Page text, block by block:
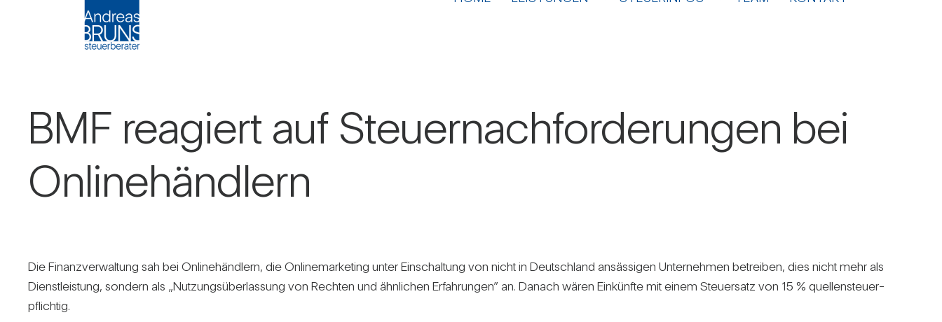
BMF reagiert auf Steu­er­nach­for­de­rungen bei
Online­händ­lern
Die Finanz­ver­wal­tung sah bei Online­händ­lern, die Online­mar­ke­ting unter Ein­schal­tung von nicht in Deutsch­land ansäs­sigen Unter­nehmen betreiben, dies nicht mehr als
Dienst­leis­tung, son­dern als „Nut­zungs­über­las­sung von Rechten und ähn­li­chen Erfah­rungen” an. Danach wären Ein­künfte mit einem Steu­er­satz von 15 % quel­len­steu­er­
pflichtig.